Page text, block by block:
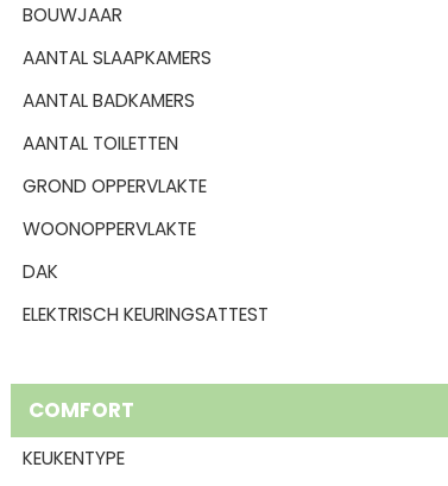
BOUWJAAR
AANTAL SLAAPKAMERS
AANTAL BADKAMERS
AANTAL TOILETTEN
GROND OPPERVLAKTE
WOONOPPERVLAKTE
DAK
ELEKTRISCH KEURINGSATTEST
COMFORT
KEUKENTYPE